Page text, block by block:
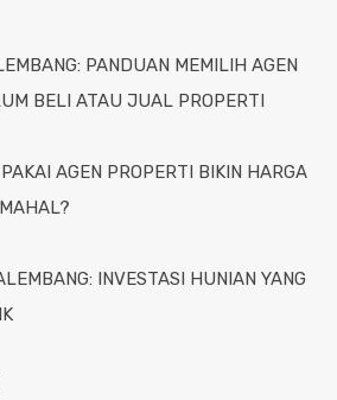
PANDUAN MEMILIH AGEN
BELI ATAU JUAL PROPERTI
AGEN PROPERTI BIKIN HARGA
INVESTASI HUNIAN YANG